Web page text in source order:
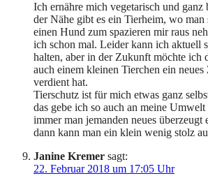
Ich ernähre mich vegetarisch und
der Nähe gibt es ein Tierheim, wo man
einen Hund zum spazieren mir raus
ich schon mal. Leider kann ich aktuell
halten, aber in der Zukunft möchte ich
auch einem kleinen Tierchen ein neues
verdient hat.
Tierschutz ist für mich etwas ganz
das gebe ich so auch an meine
immer man jemanden neues überzeugt
dann kann man ein klein wenig stolz
Janine Kremer sagt:
22. Februar 2018 um 17:05 Uhr